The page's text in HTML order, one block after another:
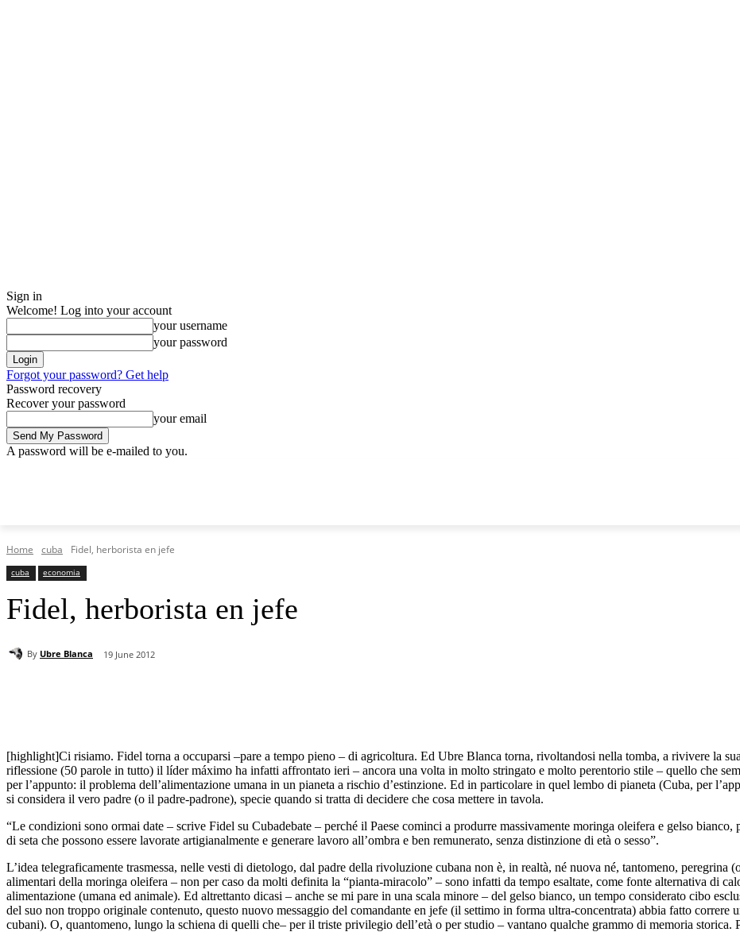
Sign in
Welcome! Log into your account
your username
your password
Forgot your password? Get help
Password recovery
Recover your password
your email
A password will be e-mailed to you.
Home cuba Fidel, herborista en jefe
cuba economia
Fidel, herborista en jefe
By Ubre Blanca 19 June 2012
[highlight]Ci risiamo. Fidel torna a occuparsi –pare a tempo pieno – di agricoltura. Ed Ubre Blanca torna, rivoltandosi nella tomba, a rivivere la
riflessione (50 parole in tutto) il líder máximo ha infatti affrontato ieri – ancora una volta in molto stringato e molto perentorio stile – quello che
per l’appunto: il problema dell’alimentazione umana in un pianeta a rischio d’estinzione. Ed in particolare in quel lembo di pianeta (Cuba, per
si considera il vero padre (o il padre-padrone), specie quando si tratta di decidere che cosa mettere in tavola.
“Le condizioni sono ormai date – scrive Fidel su Cubadebate – perché il Paese cominci a produrre massivamente moringa oleifera e gelso
di seta che possono essere lavorate artigianalmente e generare lavoro all’ombra e ben remunerato, senza distinzione di età o sesso”.
L’idea telegraficamente trasmessa, nelle vesti di dietologo, dal padre della rivoluzione cubana non è, in realtà, né nuova né, tantomeno, peregrina
alimentari della moringa oleifera – non per caso da molti definita la “pianta-miracolo” – sono infatti da tempo esaltate, come fonte alternativa di
alimentazione (umana ed animale). Ed altrettanto dicasi – anche se mi pare in una scala minore – del gelso bianco, un tempo considerato cibo
del suo non troppo originale contenuto, questo nuovo messaggio del comandante en jefe (il settimo in forma ultra-concentrata) abbia fatto
cubani). O, quantomeno, lungo la schiena di quelli che– per il triste privilegio dell’età o per studio – vantano qualche grammo di memoria storica.